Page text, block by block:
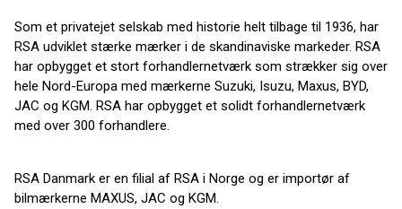
Som et privatejet selskab med historie helt tilbage til 1936, har
RSA udviklet stærke mærker i de skandinaviske markeder. RSA
har opbygget et stort forhandlernetværk som strækker sig over
hele Nord-Europa med mærkerne Suzuki, Isuzu, Maxus, BYD,
JAC og KGM. RSA har opbygget et solidt forhandlernetværk
med over 300 forhandlere.
RSA Danmark er en filial af RSA i Norge og er importør af
bilmærkerne MAXUS, JAC og KGM.